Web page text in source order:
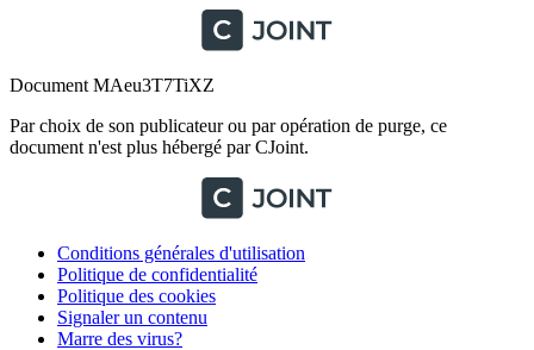
Document MAeu3T7TiXZ
Par choix de son publicateur ou par opération de purge, ce
document n'est plus hébergé par CJoint.
Conditions générales d'utilisation
Politique de confidentialité
Politique des cookies
Signaler un contenu
Marre des virus?